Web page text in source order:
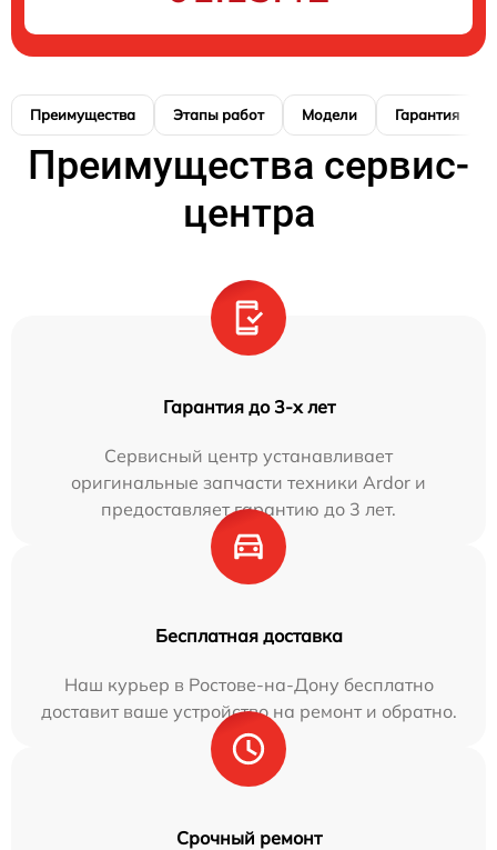
Преимущества Этапы работ Модели Гарантия
Преимущества сервис-
центра
Гарантия до 3-х лет
Сервисный центр устанавливает
оригинальные запчасти техники Ardor и
предоставляет гарантию до 3 лет.
Бесплатная доставка
Наш курьер в Ростове-на-Дону бесплатно
доставит ваше устройство на ремонт и обратно.
Срочный ремонт